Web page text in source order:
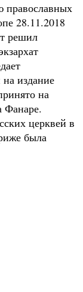
православных
28.11.2018
решил
издание
на
Фанаре.
церквей в
была